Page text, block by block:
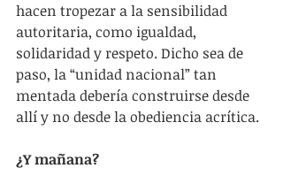
hacen tropezar a la sensibilidad
autoritaria, como igualdad,
solidaridad y respeto. Dicho sea de
paso, la “unidad nacional” tan
mentada debería construirse desde
allí y no desde la obediencia acrítica.
¿Y mañana?